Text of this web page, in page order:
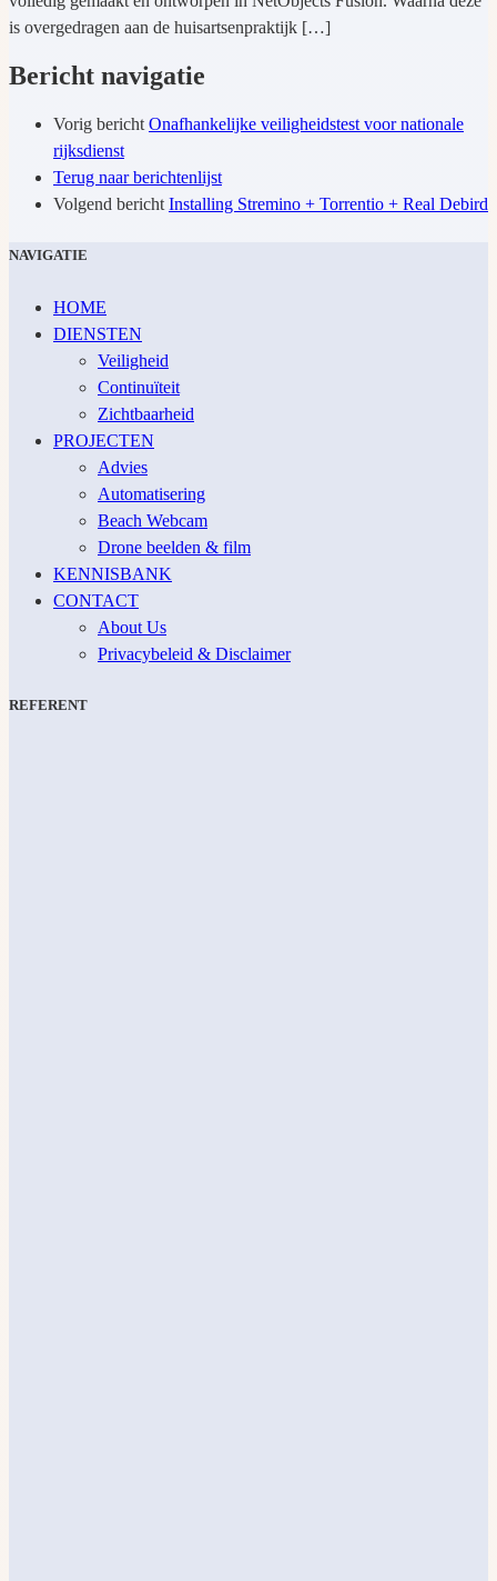
is overgedragen aan de huisartsenpraktijk […]
Bericht navigatie
Vorig bericht Onafhankelijke veiligheidstest voor nationale
rijksdienst
Terug naar berichtenlijst
Volgend bericht Installing Stremino + Torrentio + Real Debird
NAVIGATIE
HOME
DIENSTEN
Veiligheid
Continuïteit
Zichtbaarheid
PROJECTEN
Advies
Automatisering
Beach Webcam
Drone beelden & film
KENNISBANK
CONTACT
About Us
Privacybeleid & Disclaimer
REFERENT